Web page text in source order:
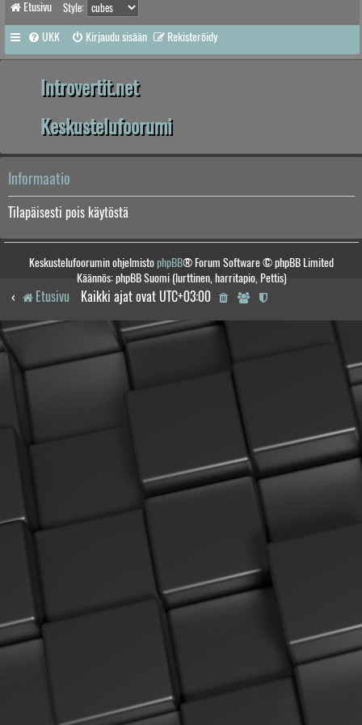
Etusivu Style:
UKK Kirjaudu sisään Rekisteröidy
Introvertit.net
Keskustelufoorumi
Informaatio
Tilapäisesti pois käytöstä
Keskustelufoorumin ohjelmistophpBB® Forum Software © phpBB Limited
Käännös: phpBB Suomi (lurttinen, harritapio, Pettis)
Etusivu Kaikki ajat ovat UTC+03:00